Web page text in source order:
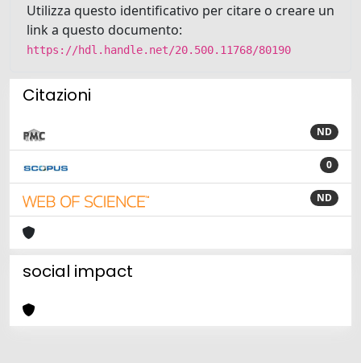
Utilizza questo identificativo per citare o creare un
link a questo documento:
https://hdl.handle.net/20.500.11768/80190
Citazioni
ND
0
ND
social impact